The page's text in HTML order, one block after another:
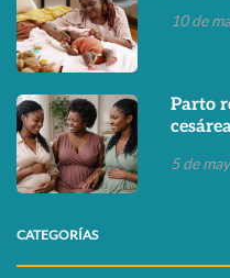
10 de
Parto
5 de
CATEGORÍAS